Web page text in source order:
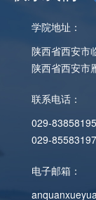
学院地址：
陕西省西安市
陕西省西安市
联系电话：
029-
029-
电子邮箱：